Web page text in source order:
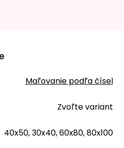
Maľovanie podľa čísel
Zvoľte variant
40x50, 30x40, 60x80, 80x100